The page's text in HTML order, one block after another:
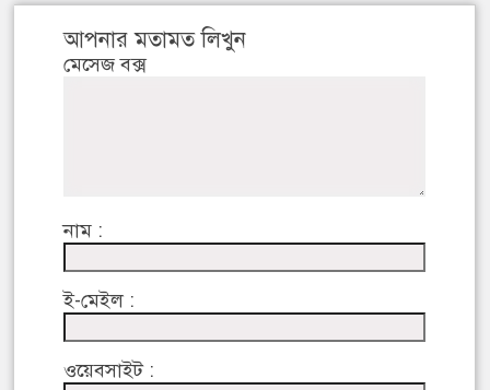
আপনার মতামত লিখুন
মেসেজ বক্স
নাম :
ই-মেইল :
ওয়েবসাইট :